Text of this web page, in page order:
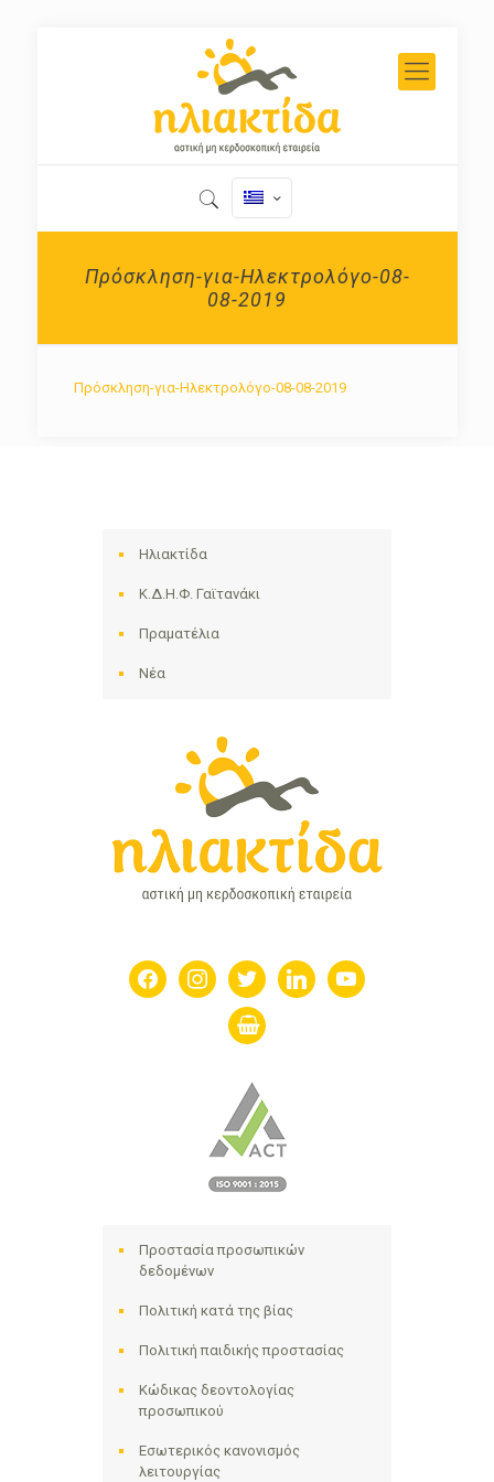
Πρόσκληση-για-Ηλεκτρολόγο-08-
08-2019
Πρόσκληση-για-Ηλεκτρολόγο-08-08-2019
Ηλιακτίδα
Κ.Δ.Η.Φ. Γαϊτανάκι
Πραματέλια
Νέα
facebookinstagramtwitter linkedin youtube
shopping-
basket
Προστασία προσωπικών
δεδομένων
Πολιτική κατά της βίας
Πολιτική παιδικής προστασίας
Κώδικας δεοντολογίας
προσωπικού
Εσωτερικός κανονισμός
λειτουργίας